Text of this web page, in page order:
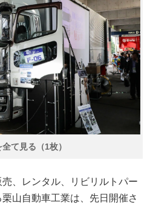
て見る（1枚）
、レンタル、リビリルトパー
山自動車工業は、先日開催さ